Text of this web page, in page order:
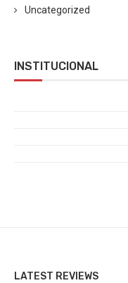
Uncategorized
INSTITUCIONAL
LATEST REVIEWS